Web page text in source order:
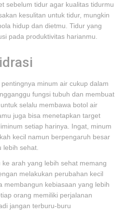
sebelum tidur agar kualitas tidurmu
kesulitan untuk tidur, mungkin
hidup dan dietmu. Tidur yang
pada produktivitas harianmu.
minum air cukup dalam
fungsi tubuh dan membuat
selalu membawa botol air
juga bisa menetapkan target
setiap harinya. Ingat, minum
kecil namun berpengaruh besar
lebih sehat.
arah yang lebih sehat memang
melakukan perubahan kecil
membangun kebiasaan yang lebih
orang memiliki perjalanan
jangan terburu-buru